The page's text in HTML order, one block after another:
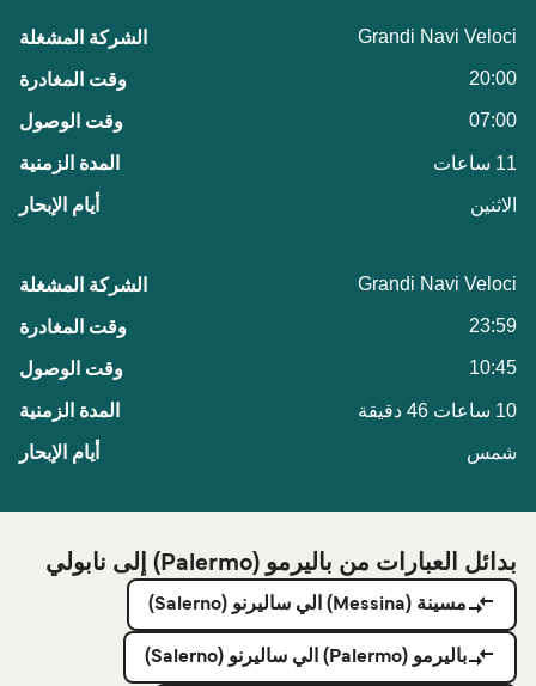
Grandi Navi Veloci
20:00
07:00
11 ساعات
الاثنين
Grandi Navi Veloci
23:59
10:45
10 ساعات 46 دقيقة
شمس
بدائل العبارات من باليرمو (Palermo) إلى نابولي
مسينة (Messina) الي ساليرنو (Salerno)
باليرمو (Palermo) الي ساليرنو (Salerno)